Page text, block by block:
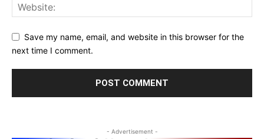
Save my name, email, and website in this browser for the
next time I comment.
- Advertisement -